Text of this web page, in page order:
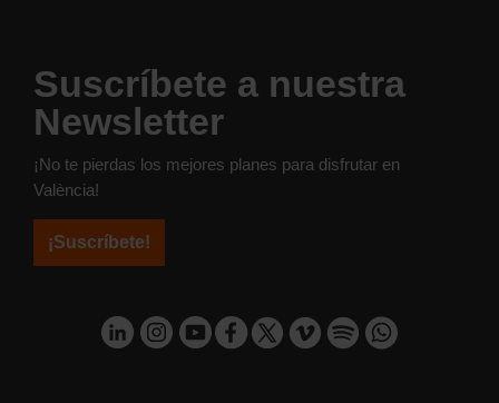
Suscríbete a nuestra
Newsletter
¡No te pierdas los mejores planes para disfrutar en
València!
¡Suscríbete!